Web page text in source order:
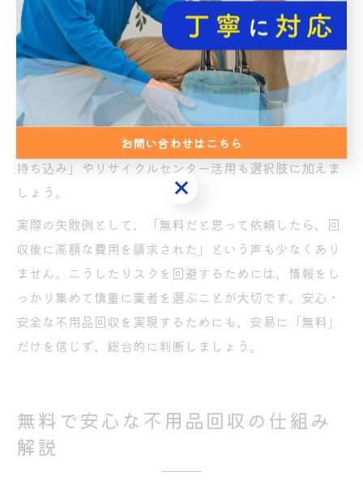
も、事前の確認が不可欠です。
無料回収を正しく見極めるポイントは、まず業者の許可
番号の提示、公式サイトの情報公開、口コミや評判の確
認です。見積もり時に「追加料金の有無」や「引き取れ
ない品目はあるか」など、具体的な質問を投げかけるこ
とで、後からのトラブルを防げます。「東海市 粗大 ゴミ
持ち込み」やリサイクルセンター活用も選択肢に加えま
しょう。
実際の失敗例として、「無料だと思って依頼したら、回
収後に高額な費用を請求された」という声も少なくあり
ません。こうしたリスクを回避するためには、情報をし
っかり集めて慎重に業者を選ぶことが大切です。安心・
安全な不用品回収を実現するためにも、安易に「無料」
だけを信じず、総合的に判断しましょう。
無料で安心な不用品回収の仕組み
解説
お問い合わせはこちら
お問い合わせはこちら